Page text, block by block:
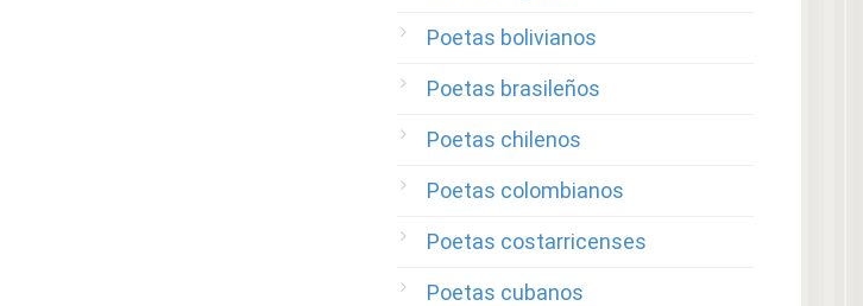
Poetas bolivianos
Poetas brasileños
Poetas chilenos
Poetas colombianos
Poetas costarricenses
Poetas cubanos